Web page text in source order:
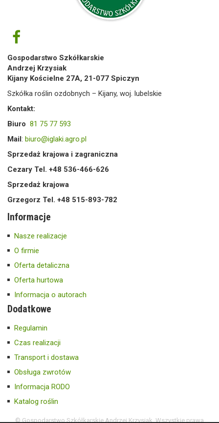
Gospodarstwo Szkółkarskie
Andrzej Krzysiak
Kijany Kościelne 27A, 21-077 Spiczyn
Szkółka roślin ozdobnych – Kijany, woj. lubelskie
Kontakt:
Biuro 81 75 77 593
Mail: biuro@iglaki.agro.pl
Sprzedaż krajowa i zagraniczna
Cezary Tel. +48 536-466-626
Sprzedaż krajowa
Grzegorz Tel. +48 515-893-782
Informacje
Nasze realizacje
O firmie
Oferta detaliczna
Oferta hurtowa
Informacja o autorach
Dodatkowe
Regulamin
Czas realizacji
Transport i dostawa
Obsługa zwrotów
Informacja RODO
Katalog roślin
© Gospodarstwo Szkółkarskie Andrzej Krzysiak. Wszystkie prawa